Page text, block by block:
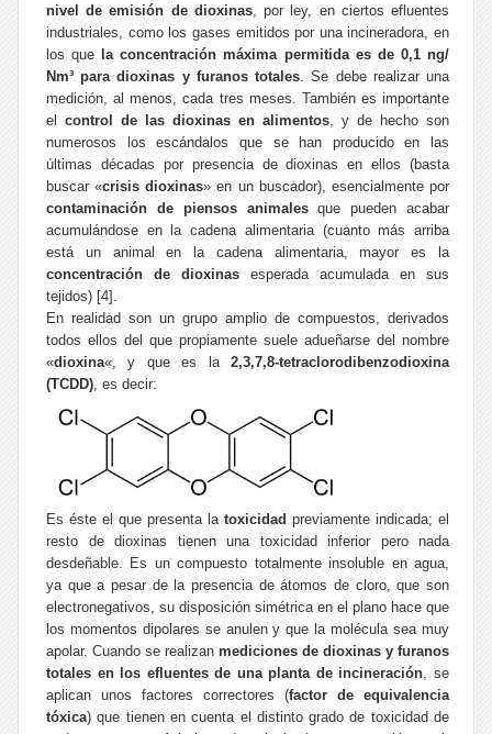
nivel de emisión de dioxinas, porley, en ciertos efluentes
industriales, como los gases emitidos por una incineradora, en
los que la concentración máxima permitida es de 0,1 ng/
Nm³ para dioxinas y furanos totales . Se debe realizar una
medición, al menos, cada tres meses. También es importante
el control de las dioxinas en alimentos , y de hecho son
numerosos los escándalos que se han producido en las
últimas décadas por presencia de dioxinas en ellos (basta
buscar «crisis dioxinas» en un buscador), esencialmente por
contaminación de piensos animalesque pueden acabar
acumulándose en la cadena alimentaria (cuanto más arriba
está un animal en la cadena alimentaria, mayor es la
concentración de dioxinas esperada acumulada en sus
tejidos) [4].
En realidad son un grupo amplio de compuestos, derivados
todos ellos del que propiamente suele adueñarse del nombre
«dioxina«, y que es la 2,3,7,8-tetraclorodibenzodioxina
(TCDD) , es decir:
Es éste el que presenta la toxicidad previamente indicada; el
resto de dioxinas tienen una toxicidad inferior pero nada
desdeñable. Es un compuesto totalmente insoluble en agua,
ya que a pesar de la presencia de átomos de cloro, que son
electronegativos, su disposición simétrica en el plano hace que
los momentos dipolares se anulen y que la molécula sea muy
apolar. Cuando se realizan mediciones de dioxinas y furanos
totales en los efluentes de una planta de incineración, se
aplican unos factores correctores (factor de equivalencia
tóxica) que tienen en cuenta el distinto grado de toxicidad de